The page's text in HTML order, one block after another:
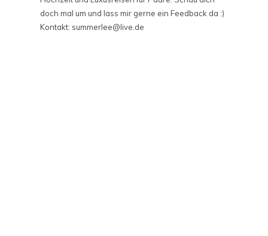
doch mal um und lass mir gerne ein Feedback da :)
Kontakt: summerlee@live.de